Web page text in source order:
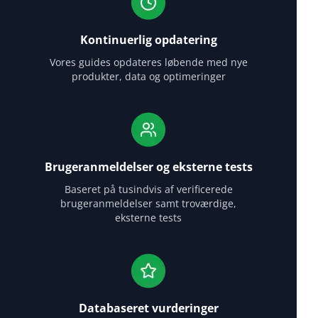
Kontinuerlig opdatering
Vores guides opdateres løbende med nye
produkter, data og optimeringer
Brugeranmeldelser og eksterne tests
Baseret på tusindvis af verificerede
brugeranmeldelser samt troværdige,
eksterne tests
Databaseret vurderinger